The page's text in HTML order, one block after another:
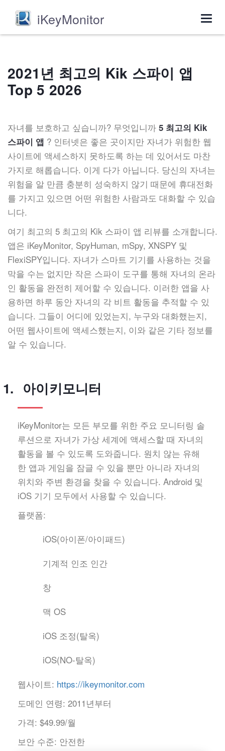
iKeyMonitor
2021년 최고의 Kik 스파이 앱
Top 5 2026
자녀를 보호하고 싶습니까? 무엇입니까 5 최고의 Kik
스파이 앱 ? 인터넷은 좋은 곳이지만 자녀가 위험한 웹
사이트에 액세스하지 못하도록 하는 데 있어서도 마찬
가지로 해롭습니다. 이게 다가 아닙니다. 당신의 자녀는
위험을 알 만큼 충분히 성숙하지 않기 때문에 휴대전화
를 가지고 있으면 어떤 위험한 사람과도 대화할 수 있습
니다.
여기 최고의 5 최고의 Kik 스파이 앱 리뷰를 소개합니다.
앱은 iKeyMonitor, SpyHuman, mSpy, XNSPY 및
FlexiSPY입니다. 자녀가 스마트 기기를 사용하는 것을
막을 수는 없지만 작은 스파이 도구를 통해 자녀의 온라
인 활동을 완전히 제어할 수 있습니다. 이러한 앱을 사
용하면 하루 동안 자녀의 각 비트 활동을 추적할 수 있
습니다. 그들이 어디에 있었는지, 누구와 대화했는지,
어떤 웹사이트에 액세스했는지, 이와 같은 기타 정보를
알 수 있습니다.
아이키모니터
iKeyMonitor는 모든 부모를 위한 주요 모니터링 솔
루션으로 자녀가 가상 세계에 액세스할 때 자녀의
활동을 볼 수 있도록 도와줍니다. 원치 않는 유해
한 앱과 게임을 잠글 수 있을 뿐만 아니라 자녀의
위치와 주변 환경을 찾을 수 있습니다. Android 및
iOS 기기 모두에서 사용할 수 있습니다.
플랫폼:
iOS(아이폰/아이패드)
기계적 인조 인간
창
맥 OS
iOS 조정(탈옥)
iOS(NO-탈옥)
웹사이트: https://ikeymonitor.com
도메인 연령: 2011년부터
가격: $49.99/월
보안 수준: 안전한